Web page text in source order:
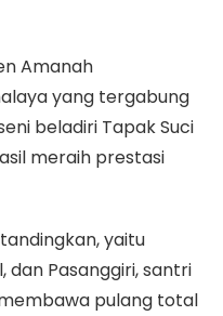
Amanah
yang tergabung
beladiri Tapak Suci
meraih prestasi
yaitu
dan Pasanggiri, santri
pulang total